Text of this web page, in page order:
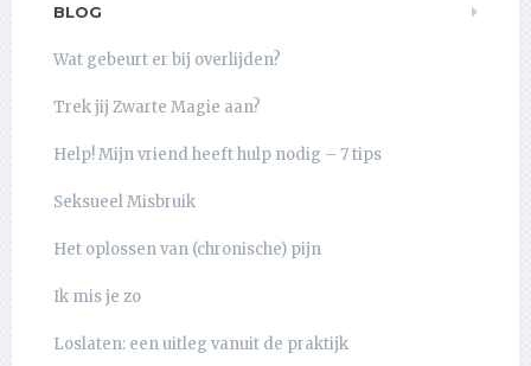
BLOG
Wat gebeurt er bij overlijden?
Trek jij Zwarte Magie aan?
Help! Mijn vriend heeft hulp nodig – 7 tips
Seksueel Misbruik
Het oplossen van (chronische) pijn
Ik mis je zo
Loslaten: een uitleg vanuit de praktijk